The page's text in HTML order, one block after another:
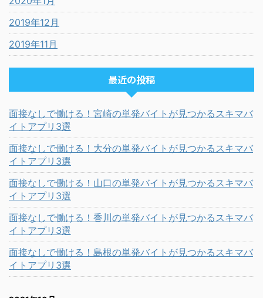
2019年12月
2019年11月
最近の投稿
面接なしで働ける！宮崎の単発バイトが見つかるスキマバ
イトアプリ3選
面接なしで働ける！大分の単発バイトが見つかるスキマバ
イトアプリ3選
面接なしで働ける！山口の単発バイトが見つかるスキマバ
イトアプリ3選
面接なしで働ける！香川の単発バイトが見つかるスキマバ
イトアプリ3選
面接なしで働ける！島根の単発バイトが見つかるスキマバ
イトアプリ3選